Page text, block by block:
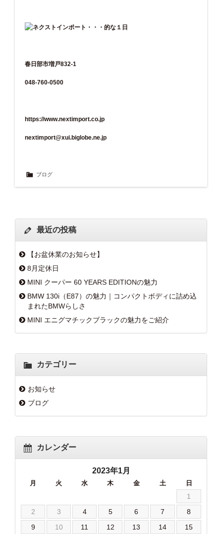
春日部市増戸832-1
048-760-0500
https://www.nextimport.co.jp
nextimport@xui.biglobe.ne.jp
ブログ
最近の投稿
【お盆休業のお知らせ】
8月定休日
MINI クーパー 60 YEARS EDITIONの魅力
BMW 130i（E87）の魅力｜コンパクトボディに詰め込
まれたBMWらしさ
MINI エニグマチックブラックの魅力をご紹介
カテゴリー
お知らせ
ブログ
カレンダー
2023年1月
月 火 水 木 金 土 日
1
2
3 4 5 6 7
8
9
10 11 12 13 14
15